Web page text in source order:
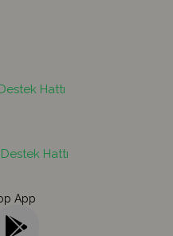
Hattı
Hattı
App